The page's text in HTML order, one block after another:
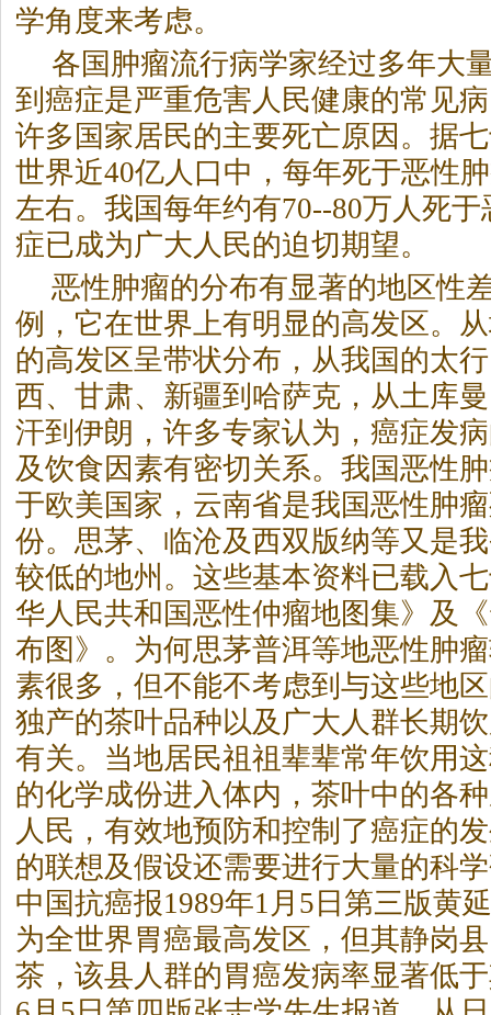
学角度来考虑。
各国肿瘤流行病学家经过多年大
到癌症是严重危害人民健康的常见
许多国家居民的主要死亡原因。据
世界近40亿人口中，每年死于恶性
左右。我国每年约有70--80万人死
症已成为广大人民的迫切期望。
恶性肿瘤的分布有显著的地区性
例，它在世界上有明显的高发区。
的高发区呈带状分布，从我国的太
西、甘肃、新疆到哈萨克，从土库
汗到伊朗，许多专家认为，癌症发
及饮食因素有密切关系。我国恶性
于欧美国家，云南省是我国恶性肿
份。思茅、临沧及西双版纳等又是
较低的地州。这些基本资料已载入
华人民共和国恶性仲瘤地图集》及
布图》。为何思茅普洱等地恶性肿
素很多，但不能不考虑到与这些地
独产的茶叶品种以及广大人群长期
有关。当地居民祖祖辈辈常年饮用
的化学成份进入体内， 茶叶中的各
人民，有效地预防和控制了癌症的
的联想及假设还需要进行大量的科
中国抗癌报1989年1月5日第三版黄
为全世界胃癌最高发区，但其静岗
茶 ，该县人群的胃癌发病率显著低